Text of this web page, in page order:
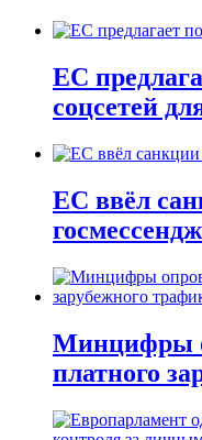
ЕС
соцсетей
ЕС ввёл
Минцифры
платного